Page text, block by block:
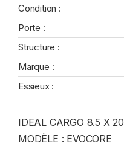
Condition :
Porte :
Structure :
Marque :
Essieux :
IDEAL CARGO 8.5 X 20
MODÈLE : EVOCORE